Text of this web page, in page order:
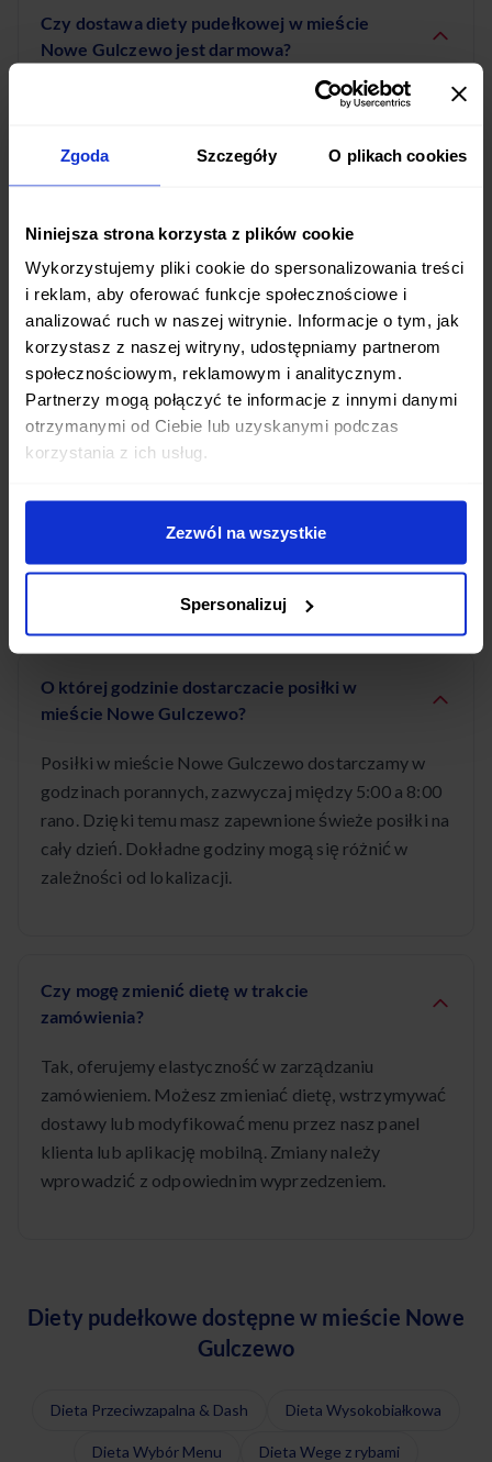
Zgoda Szczegóły O plikach cookies
Niniejsza strona korzysta z plików cookie
Wykorzystujemy pliki cookie do spersonalizowania treści
i reklam, aby oferować funkcje społecznościowe i
analizować ruch w naszej witrynie. Informacje o tym, jak
korzystasz z naszej witryny, udostępniamy partnerom
społecznościowym, reklamowym i analitycznym.
Partnerzy mogą połączyć te informacje z innymi danymi
otrzymanymi od Ciebie lub uzyskanymi podczas
korzystania z ich usług.
Zezwól na wszystkie
Spersonalizuj
Czy dostawa diety pudełkowej w mieście
Nowe Gulczewo jest darmowa?
Tak! Dostawa cateringu dietetycznego w mieście
dostarczamy codziennie w godzinach porannych,
abyś mógł cieszyć się świeżymi daniami przez cały
Jakie diety pudełkowe są dostępne w mieście
Nowe Gulczewo?
W mieście Nowe Gulczewo oferujemy szeroki wybór
diet pudełkowych: od standardowych programów
dietetycznych po diety z pełnym wyborem menu.
przygotowywana przez wykwalifikowanych
dietetyków.
O której godzinie dostarczacie posiłki w
mieście Nowe Gulczewo?
Posiłki w mieście Nowe Gulczewo dostarczamy w
godzinach porannych, zazwyczaj między 5:00 a 8:00
rano. Dzięki temu masz zapewnione świeże posiłki na
cały dzień. Dokładne godziny mogą się różnić w
zależności od lokalizacji.
Czy mogę zmienić dietę w trakcie
zamówienia?
Tak, oferujemy elastyczność w zarządzaniu
zamówieniem. Możesz zmieniać dietę, wstrzymywać
dostawy lub modyfikować menu przez nasz panel
klienta lub aplikację mobilną. Zmiany należy
wprowadzić z odpowiednim wyprzedzeniem.
Diety pudełkowe dostępne w mieście Nowe
Gulczewo
Dieta Przeciwzapalna & Dash Dieta Wysokobiałkowa
Dieta Wybór Menu Dieta Wege z rybami